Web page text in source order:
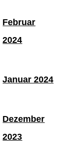
Februar
2024
Januar 2024
Dezember
2023